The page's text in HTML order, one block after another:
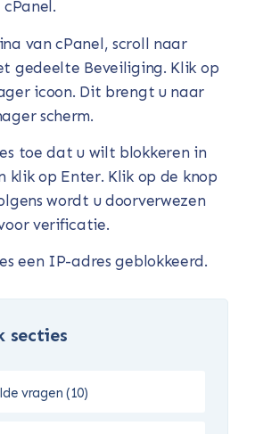
van cPanel, scroll naar
gedeelte Beveiliging. Klik op
icoon. Dit brengt u naar
scherm.
toe dat u wilt blokkeren in
klik op Enter. Klik op de knop
wordt u doorverwezen
verificatie.
een IP-adres geblokkeerd.
secties
vragen (10)